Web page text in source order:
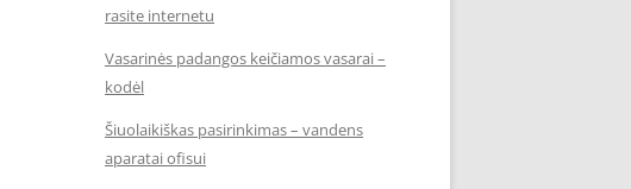
rasite internetu
Vasarinės padangos keičiamos vasarai –
kodėl
Šiuolaikiškas pasirinkimas – vandens
aparatai ofisui